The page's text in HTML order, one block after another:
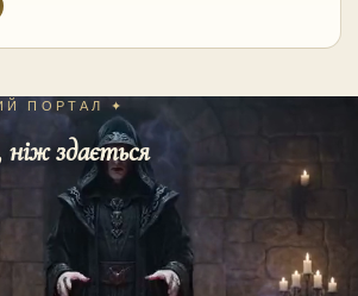
ПОРТАЛ ✦
здається